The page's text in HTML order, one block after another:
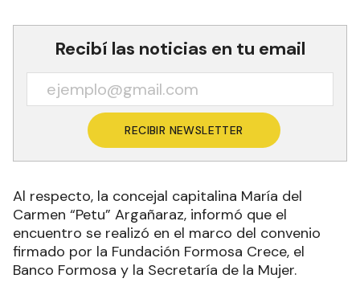
Recibí las noticias en tu email
RECIBIR NEWSLETTER
Al respecto, la concejal capitalina María del
Carmen “Petu” Argañaraz, informó que el
encuentro se realizó en el marco del convenio
firmado por la Fundación Formosa Crece, el
Banco Formosa y la Secretaría de la Mujer.